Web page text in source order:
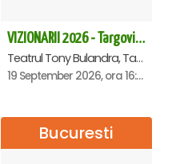
VIZIONARII 2026 - Targoviste
Teatrul Tony Bulandra, Targoviste
19 September 2026, ora 16:00
Bucuresti